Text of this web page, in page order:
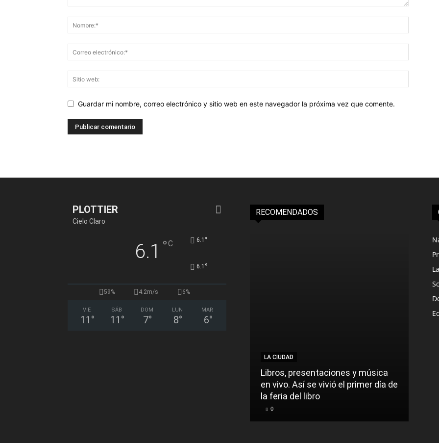
Guardar mi nombre, correo electrónico y sitio web en este navegador la próxima vez que comente.
PLOTTIER
Cielo Claro
6.1 °C 6.1 °
6.1 °
59% 4.2m/s 6%
VIE
11 °
SÁB
11 °
DOM
7°
LUN
8°
MAR
6°
RECOMENDADOS
LA CIUDAD
Libros, presentaciones y música
en vivo. Así se vivió el primer día de
la feria del libro
0